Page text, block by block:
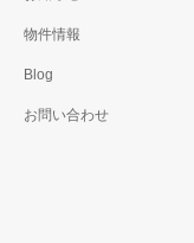
物件情報
Blog
お問い合わせ